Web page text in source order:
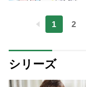
1 2
シリーズ